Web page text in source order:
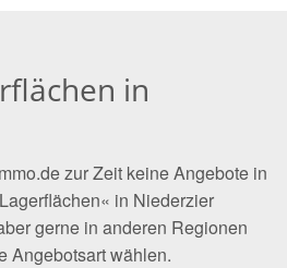
in
zur Zeit keine Angebote in
in Niederzier
gerne in anderen Regionen
Angebotsart wählen.